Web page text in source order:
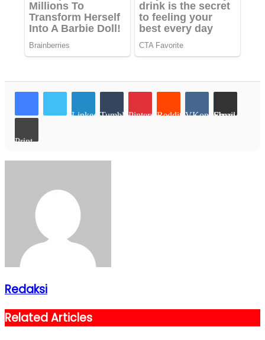
LinkedInTumblr PinterestReddit VKontakte
Share via Email
Print
Redaksi
Related Articles